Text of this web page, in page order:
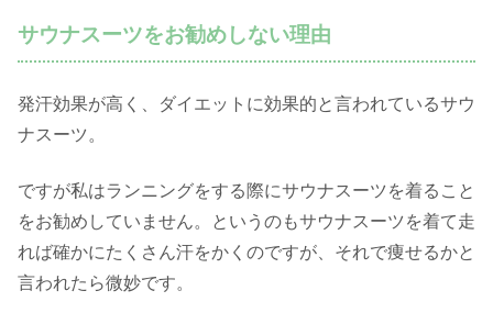
サウナスーツをお勧めしない理由
発汗効果が高く、ダイエットに効果的と言われているサウ
ナスーツ。
ですが私はランニングをする際にサウナスーツを着ること
をお勧めしていません。というのもサウナスーツを着て走
れば確かにたくさん汗をかくのですが、それで痩せるかと
言われたら微妙です。